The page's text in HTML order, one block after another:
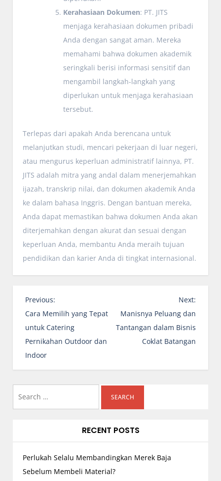
Kerahasiaan Dokumen: PT. JITS
menjaga kerahasiaan dokumen pribadi
Anda dengan sangat aman. Mereka
memahami bahwa dokumen akademik
seringkali berisi informasi sensitif dan
mengambil langkah-langkah yang
diperlukan untuk menjaga kerahasiaan
tersebut.
Terlepas dari apakah Anda berencana untuk
melanjutkan studi, mencari pekerjaan di luar negeri,
atau mengurus keperluan administratif lainnya, PT.
JITS adalah mitra yang andal dalam menerjemahkan
ijazah, transkrip nilai, dan dokumen akademik Anda
ke dalam bahasa Inggris. Dengan bantuan mereka,
Anda dapat memastikan bahwa dokumen Anda akan
diterjemahkan dengan akurat dan sesuai dengan
keperluan Anda, membantu Anda meraih tujuan
pendidikan dan karier Anda di tingkat internasional.
P
o
s
t
n
a
i
g
o
n
Previous:
Cara Memilih yang Tepat
untuk Catering
Pernikahan Outdoor dan
Indoor
Next:
Manisnya Peluang dan
Tantangan dalam Bisnis
Coklat Batangan
RECENT POSTS
Perlukah Selalu Membandingkan Merek Baja
Sebelum Membeli Material?